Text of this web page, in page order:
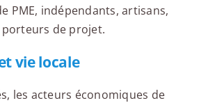
PME, indépendants, artisans,
de projet.
vie locale
les acteurs économiques de